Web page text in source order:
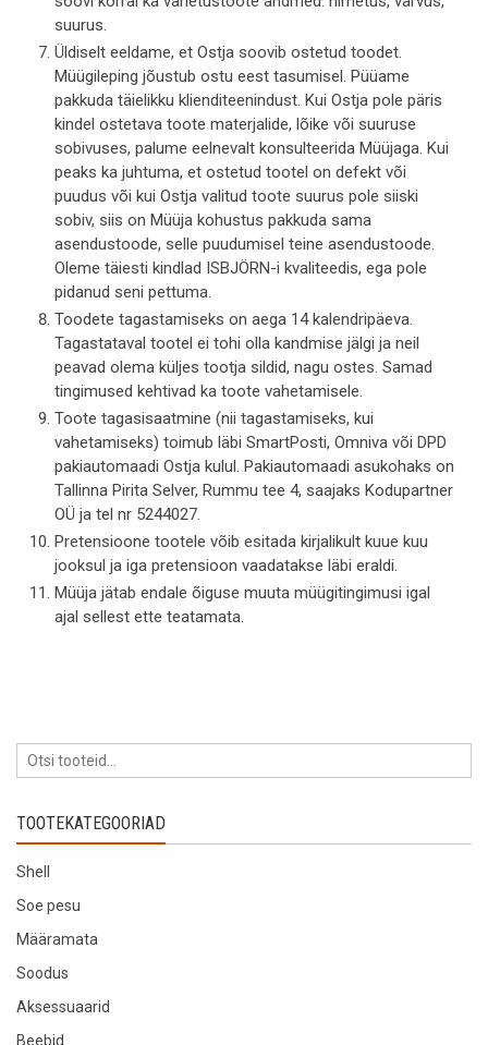
suurus.
Üldiselt eeldame, et Ostja soovib ostetud toodet.
Müügileping jõustub ostu eest tasumisel. Püüame
pakkuda täielikku klienditeenindust. Kui Ostja pole päris
kindel ostetava toote materjalide, lõike või suuruse
sobivuses, palume eelnevalt konsulteerida Müüjaga. Kui
peaks ka juhtuma, et ostetud tootel on defekt või
puudus või kui Ostja valitud toote suurus pole siiski
sobiv, siis on Müüja kohustus pakkuda sama
asendustoode, selle puudumisel teine asendustoode.
Oleme täiesti kindlad ISBJÖRN-i kvaliteedis, ega pole
pidanud seni pettuma.
Toodete tagastamiseks on aega 14 kalendripäeva.
Tagastataval tootel ei tohi olla kandmise jälgi ja neil
peavad olema küljes tootja sildid, nagu ostes. Samad
tingimused kehtivad ka toote vahetamisele.
Toote tagasisaatmine (nii tagastamiseks, kui
vahetamiseks) toimub läbi SmartPosti, Omniva või DPD
pakiautomaadi Ostja kulul. Pakiautomaadi asukohaks on
Tallinna Pirita Selver, Rummu tee 4, saajaks Kodupartner
OÜ ja tel nr 5244027.
Pretensioone tootele võib esitada kirjalikult kuue kuu
jooksul ja iga pretensioon vaadatakse läbi eraldi.
Müüja jätab endale õiguse muuta müügitingimusi igal
ajal sellest ette teatamata.
TOOTEKATEGOORIAD
Shell
Soe pesu
Määramata
Soodus
Aksessuaarid
Beebid